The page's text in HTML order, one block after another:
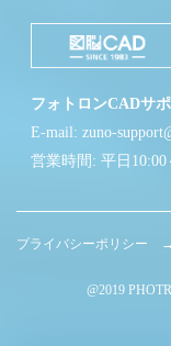
フォトロンCADサ
E-mail: zuno-
営業時間: 平日10:00
プライバシーポリシー →
@2019